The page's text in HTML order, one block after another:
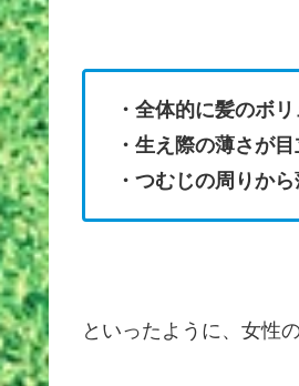
・全体的に髪のボ
・生え際の薄さが
・つむじの周りか
といったように、女性